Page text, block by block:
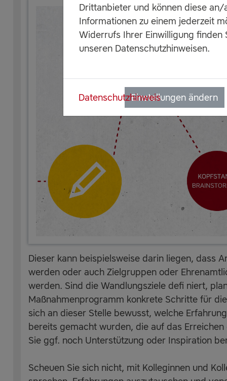
Dieser kann beispielsweise darin liegen, dass
werden oder auch Zielgruppen oder
werden. Sind die Wandlungsziele defi niert,
Maßnahmenprogramm konkrete Schritte für
sich an dieser Stelle bewusst, welche
bereits gemacht wurden, die auf das Erreichen
Sie ggf. noch Unterstützung oder Inspiration
Scheuen Sie sich nicht, mit Kolleginnen und
Drittanbieter und können diese an/
Informationen zu einem jederzeit
Widerrufs Ihrer Einwilligung finden
unseren Datenschutzhinweisen.
DatenschutzhinweisEinstellungen ändern